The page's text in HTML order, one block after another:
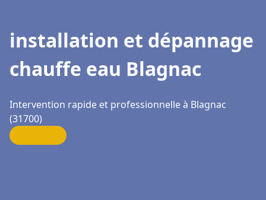
installation et dépannage
chauffe eau Blagnac
Intervention rapide et professionnelle à Blagnac
(31700)